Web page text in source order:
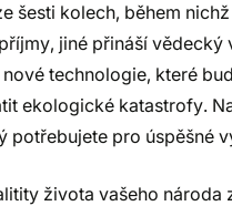
šesti kolech, během
jiné přináší vědecký
technologie, které
ekologické katastrofy.
potřebujete pro úspěšné
života vašeho